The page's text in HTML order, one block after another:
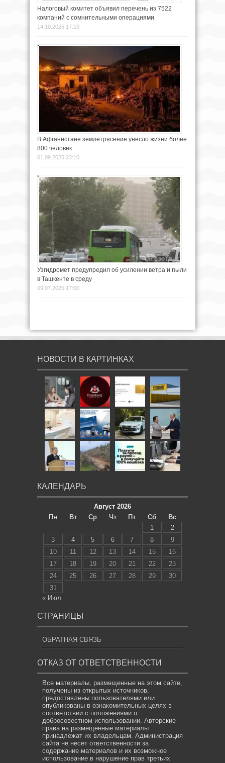
Налоговый комитет объявил перечень из 7522
компаний с сомнительными операциями
14.10.2025 17:10
В Афганистане землетрясение унесло жизни более
800 человек
01.09.2025 23:10
Узгидромет предупредил об усилении ветра и пыли
в Ташкенте в среду
09.07.2025 17:00
НОВОСТИ В КАРТИНКАХ
КАЛЕНДАРЬ
Август 2026
Пн
Вт Ср Чт Пт Сб
Вс
1
2
3
4 5 6 7 8
9
10
11 12 13 14 15
16
17
18 19 20 21 22
23
24
25 26 27 28 29
30
31
« Июл
СТРАНИЦЫ
ОБРАТНАЯ СВЯЗЬ
ОТКАЗ ОТ ОТВЕТСТВЕННОСТИ
Все материалы, размещенные на этом сайте,
получены из открытых источников,
предоставлены пользователями или
опубликованы в ознакомительных целях в
соответствии с положениями о
добросовестном использовании. Авторские
права на размещенные материалы
принадлежат их владельцам. Администрация
сайта не несет ответственности за
содержание материалов и их возможное
использование в нарушение прав третьих